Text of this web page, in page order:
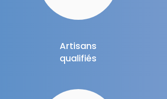
Artisans
qualifiés